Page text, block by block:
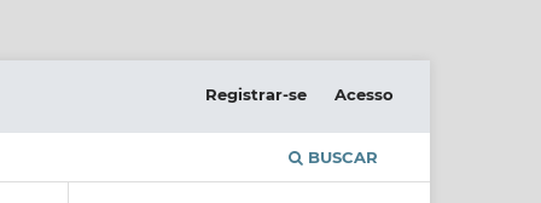
BUSCAR
Registrar-se Acesso